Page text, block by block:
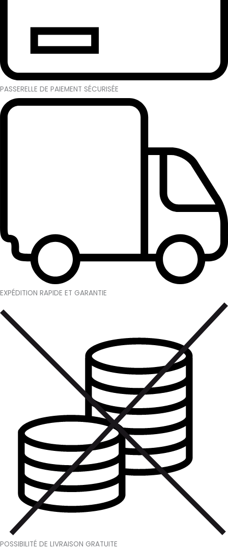
PASSERELLE DE PAIEMENT SÉCURISÉE
EXPÉDITION RAPIDE ET GARANTIE
POSSIBILITÉ DE LIVRAISON GRATUITE